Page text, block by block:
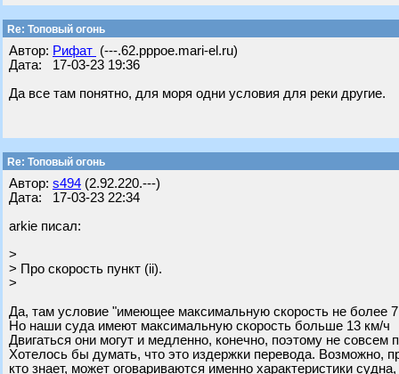
Re: Топовый огонь
Автор: Рифат (---.62.pppoe.mari-el.ru)
Дата: 17-03-23 19:36
Да все там понятно, для моря одни условия для реки другие.
Re: Топовый огонь
Автор: s494 (2.92.220.---)
Дата: 17-03-23 22:34
arkie писал:
>
> Про скорость пункт (ii).
>
Да, там условие "имеющее максимальную скорость не более
Но наши суда имеют максимальную скорость больше 13 км/ч
Двигаться они могут и медленно, конечно, поэтому не совсем
Хотелось бы думать, что это издержки перевода. Возможно,
кто знает, может оговариваются именно характеристики